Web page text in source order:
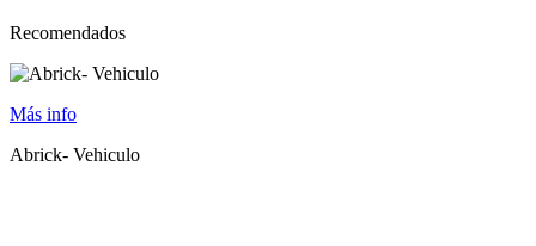
Recomendados
Más info
Abrick- Vehiculo